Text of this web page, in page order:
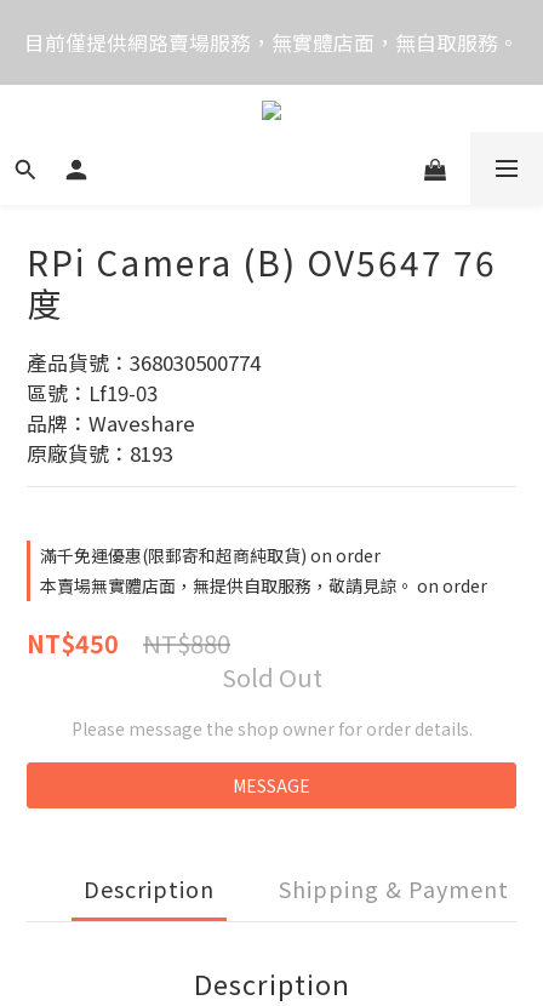
價格均含稅，下單享優惠！歡迎大量採購，由專人提供
專案報價。
目前僅提供網路賣場服務，無實體店面，無自取服務。
目前電話系統異常，暫時無法正常接聽來電，請改播
RPi Camera (B) OV5647 76
度
產品貨號：368030500774
區號：Lf19-03
品牌：Waveshare
原廠貨號：8193
滿千免運優惠(限郵寄和超商純取貨) on order
本賣場無實體店面，無提供自取服務，敬請見諒。 on order
NT$450 NT$880
Sold Out
Please message the shop owner for order details.
MESSAGE
Description Shipping & Payment
Description